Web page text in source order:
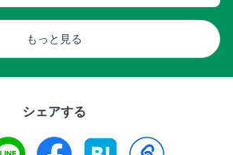
もっと見る
シェアする